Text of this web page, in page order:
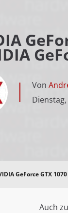
Von
GeForce GTX 1070
Auch